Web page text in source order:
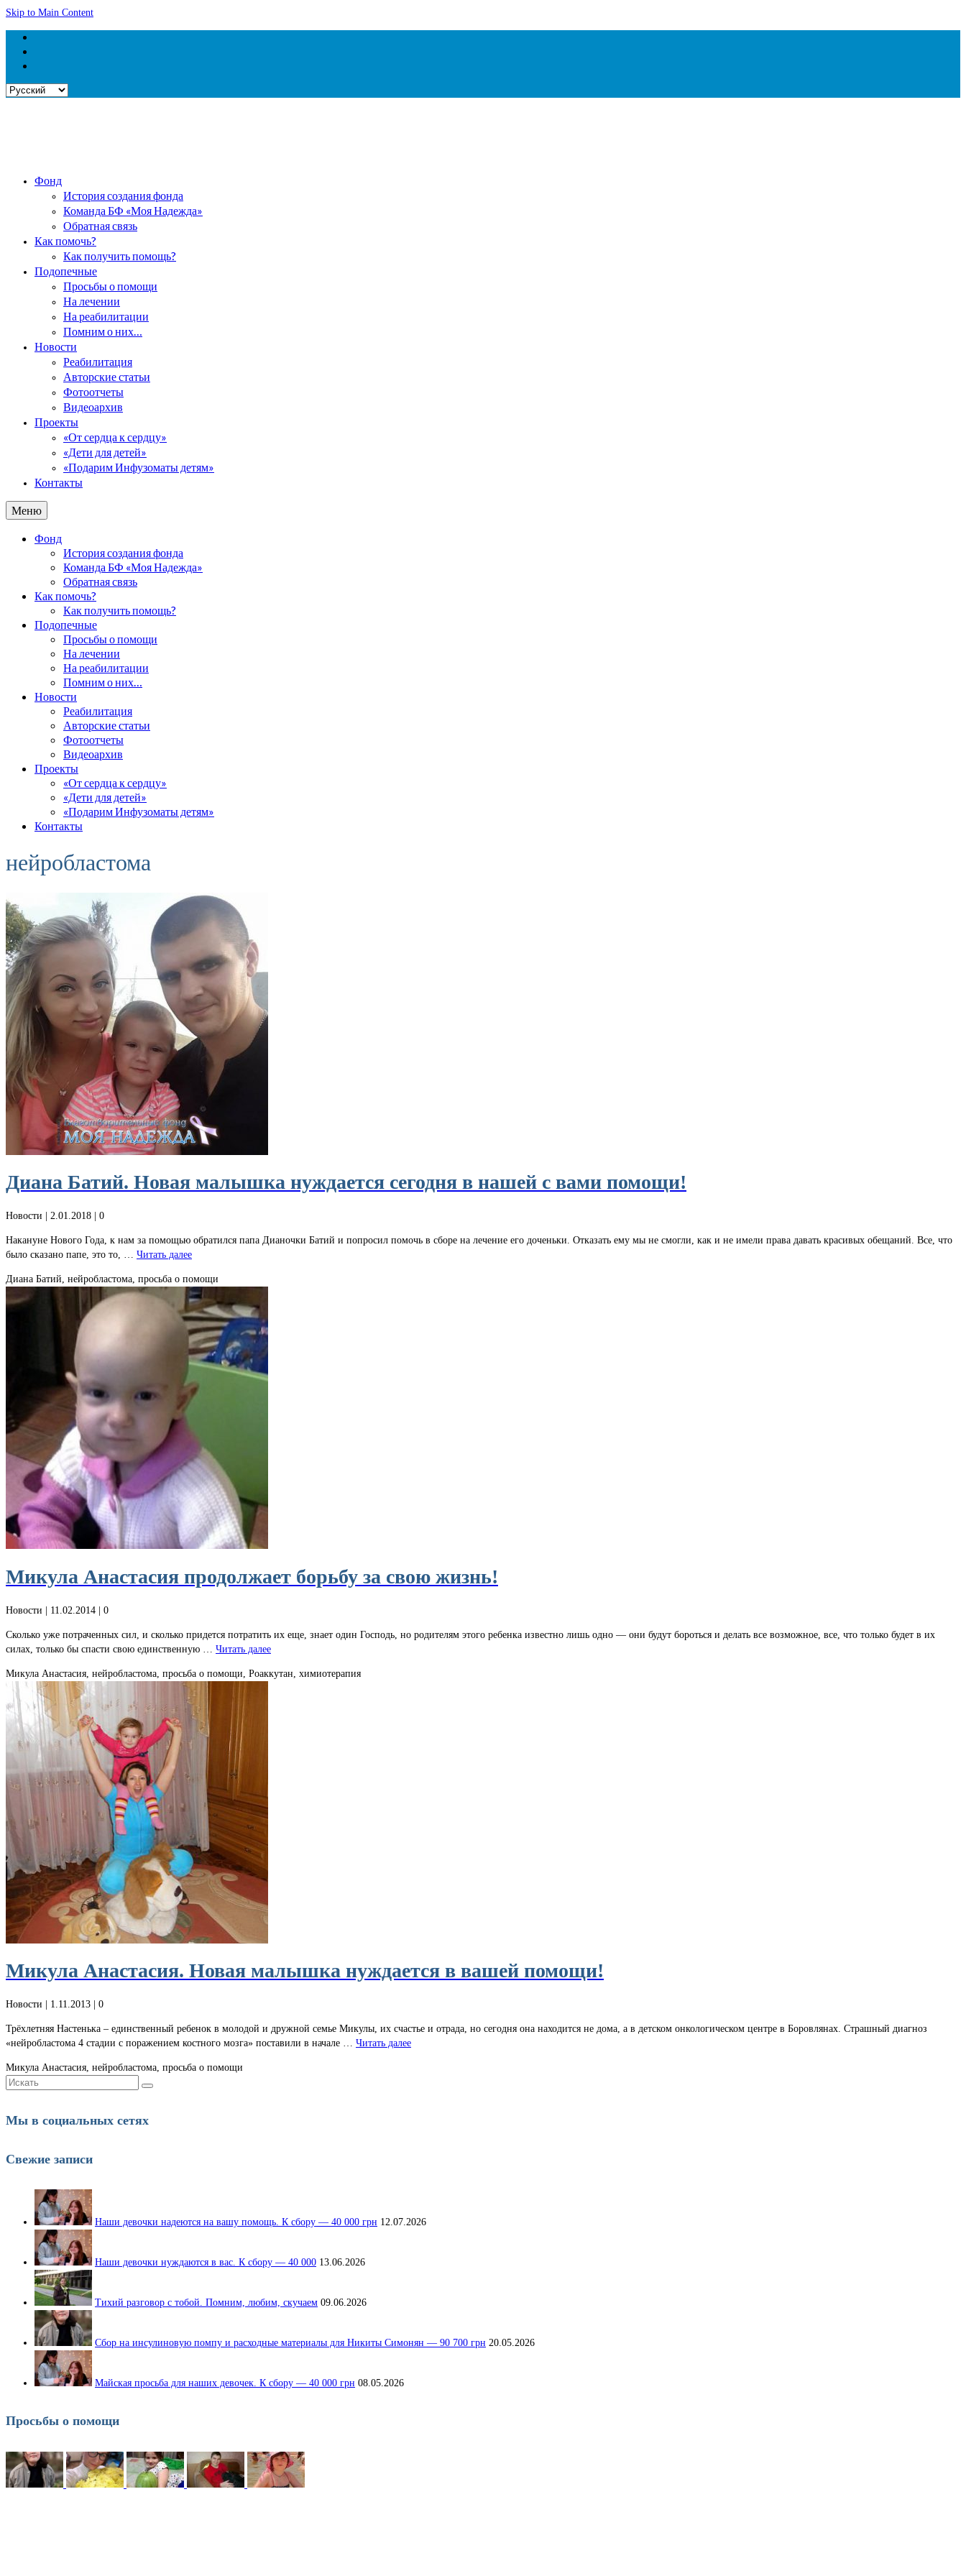
Skip to Main Content
Выбрать
Фонд
История создания фонда
Команда БФ «Моя Надежда»
Обратная связь
Как помочь?
Как получить помощь?
Подопечные
Просьбы о помощи
На лечении
На реабилитации
Помним о них…
Новости
Реабилитация
Авторские статьи
Фотоотчеты
Видеоархив
Проекты
«От сердца к сердцу»
«Дети для детей»
«Подарим Инфузоматы детям»
Контакты
Меню
Фонд
История создания фонда
Команда БФ «Моя Надежда»
Обратная связь
Как помочь?
Как получить помощь?
Подопечные
Просьбы о помощи
На лечении
На реабилитации
Помним о них…
Новости
Реабилитация
Авторские статьи
Фотоотчеты
Видеоархив
Проекты
«От сердца к сердцу»
«Дети для детей»
«Подарим Инфузоматы детям»
Контакты
нейробластома
Диана Батий. Новая малышка нуждается сегодня в нашей с вами помощи!
Новости | 2.01.2018 | 0
Накануне Нового Года, к нам за помощью обратился папа Дианочки Батий и попросил помочь в сборе на лечение его доченьки. Отказать ему мы не смогли, как и не имели права давать красивых обещаний. Все, что
было сказано папе, это то, … Читать далее
Диана Батий, нейробластома, просьба о помощи
Микула Анастасия продолжает борьбу за свою жизнь!
Новости | 11.02.2014 | 0
Сколько уже потраченных сил, и сколько придется потратить их еще, знает один Господь, но родителям этого ребенка известно лишь одно — они будут бороться и делать все возможное, все, что только будет в их
силах, только бы спасти свою единственную … Читать далее
Микула Анастасия, нейробластома, просьба о помощи, Роаккутан, химиотерапия
Микула Анастасия. Новая малышка нуждается в вашей помощи!
Новости | 1.11.2013 | 0
Трёхлетняя Настенька – единственный ребенок в молодой и дружной семье Микулы, их счастье и отрада, но сегодня она находится не дома, а в детском онкологическом центре в Боровлянах. Страшный диагноз
«нейробластома 4 стадии с поражением костного мозга» поставили в начале … Читать далее
Микула Анастасия, нейробластома, просьба о помощи
Искать:
Мы в социальных сетях
Свежие записи
Наши девочки надеются на вашу помощь. К сбору — 40 000 грн 12.07.2026
Наши девочки нуждаются в вас. К сбору — 40 000 13.06.2026
Тихий разговор с тобой. Помним, любим, скучаем 09.06.2026
Сбор на инсулиновую помпу и расходные материалы для Никиты Симонян — 90 700 грн 20.05.2026
Майская просьба для наших девочек. К сбору — 40 000 грн 08.05.2026
Просьбы о помощи